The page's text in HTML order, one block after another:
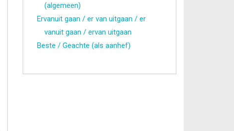
(algemeen)
Ervanuit gaan / er van uitgaan / er
vanuit gaan / ervan uitgaan
Beste / Geachte (als aanhef)